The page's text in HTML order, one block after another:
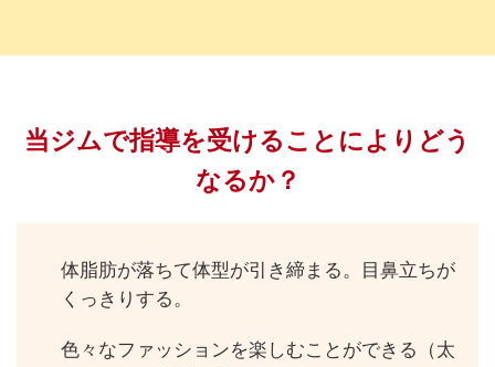
当ジムで指導を受けることによりどう
なるか？
体脂肪が落ちて体型が引き締まる。目鼻立ちが
くっきりする。
色々なファッションを楽しむことができる（太